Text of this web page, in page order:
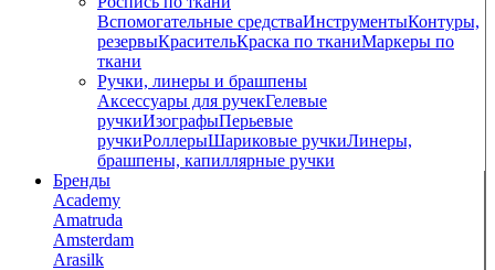
Вспомогательные средстваИнструментыКонтуры,
резервыКрасительКраска по тканиМаркеры по
ткани
Ручки, линеры и брашпены
Аксессуары для ручекГелевые
ручкиИзографыПерьевые
ручкиРоллерыШариковые ручкиЛинеры,
брашпены, капиллярные ручки
Бренды
Academy
Amatruda
Amsterdam
Arasilk